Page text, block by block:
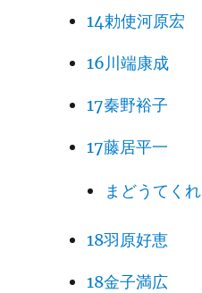
14勅使河原宏
16川端康成
17秦野裕子
17藤居平一
まどうてくれ
18羽原好恵
18金子満広